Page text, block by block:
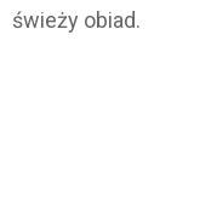
świeży obiad.